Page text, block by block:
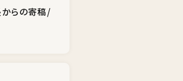
からの寄稿/